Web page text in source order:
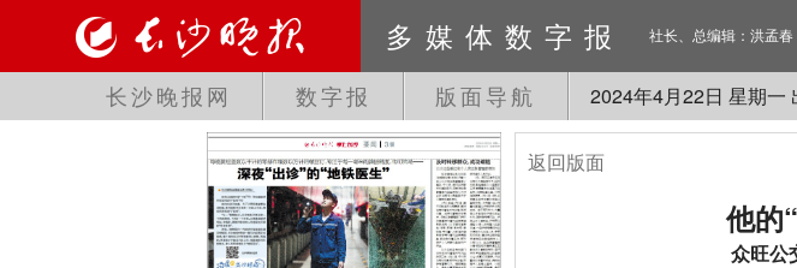
多媒体数字报 社长、总编辑：洪孟
长沙晚报网 数字报 版面导航 2024年4月22日 星期一
返回版面
他的
众旺公